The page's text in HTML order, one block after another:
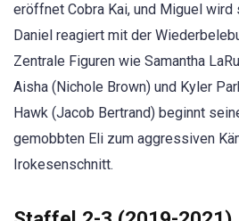
eröffnet Cobra Kai, und Miguel wird
Daniel reagiert mit der
Zentrale Figuren wie Samantha
Aisha (Nichole Brown) und Kyler
Hawk (Jacob Bertrand) beginnt
gemobbten Eli zum aggressiven
Irokesenschnitt.